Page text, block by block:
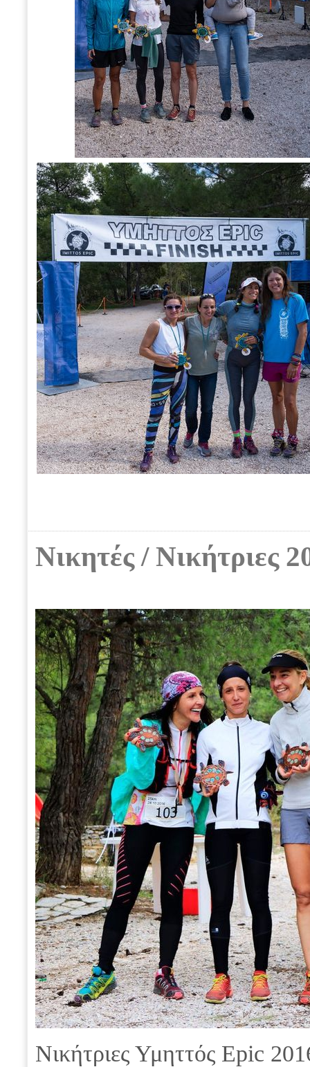
Νικητές / Νικήτριες
Νικήτριες Υμηττός Epic